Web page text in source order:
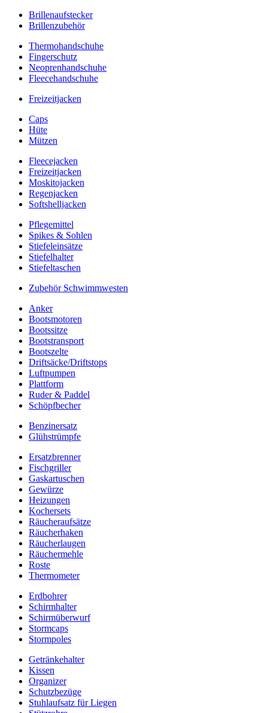
Brillenaufstecker
Brillenzubehör
Thermohandschuhe
Fingerschutz
Neoprenhandschuhe
Fleecehandschuhe
Freizeitjacken
Caps
Hüte
Mützen
Fleecejacken
Freizeitjacken
Moskitojacken
Regenjacken
Softshelljacken
Pflegemittel
Spikes & Sohlen
Stiefeleinsätze
Stiefelhalter
Stiefeltaschen
Zubehör Schwimmwesten
Anker
Bootsmotoren
Bootssitze
Bootstransport
Bootszelte
Driftsäcke/Driftstops
Luftpumpen
Plattform
Ruder & Paddel
Schöpfbecher
Benzinersatz
Glühstrümpfe
Ersatzbrenner
Fischgriller
Gaskartuschen
Gewürze
Heizungen
Kochersets
Räucheraufsätze
Räucherhaken
Räucherlaugen
Räuchermehle
Roste
Thermometer
Erdbohrer
Schirmhalter
Schirmüberwurf
Stormcaps
Stormpoles
Getränkehalter
Kissen
Organizer
Schutzbezüge
Stuhlaufsatz für Liegen